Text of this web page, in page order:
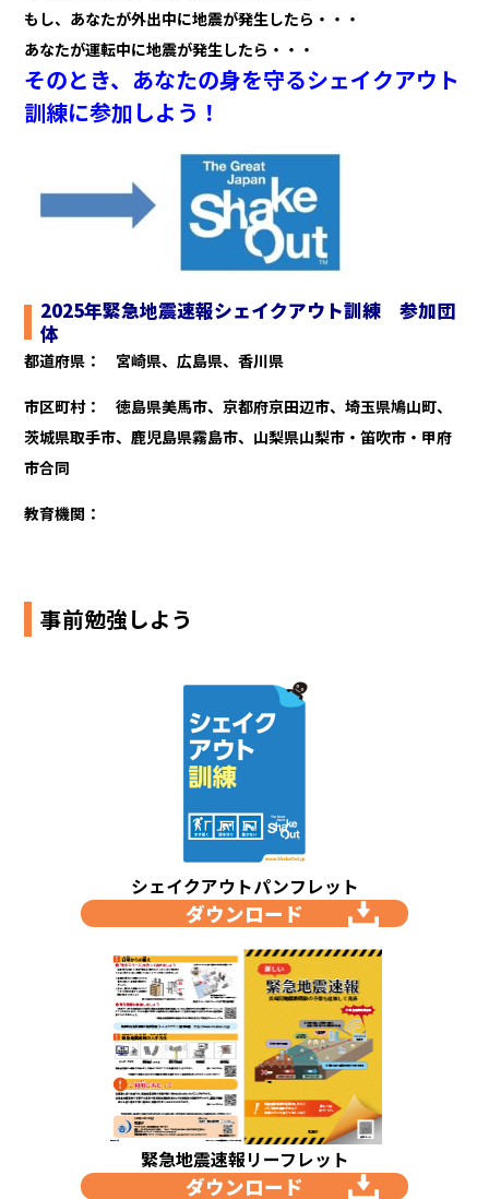
もし、あなたが外出中に地震が発生したら・・・
あなたが運転中に地震が発生したら・・・
そのとき、あなたの身を守るシェイクアウト
訓練に参加しよう！
2025年緊急地震速報シェイクアウト訓練 参加団
体
都道府県： 宮崎県、広島県、香川県
市区町村： 徳島県美馬市、京都府京田辺市、埼玉県鳩山町、
茨城県取手市、鹿児島県霧島市、山梨県山梨市・笛吹市・甲府
市合同
教育機関：
事前勉強しよう
シェイクアウトパンフレット
ダウンロード
緊急地震速報リーフレット
ダウンロード